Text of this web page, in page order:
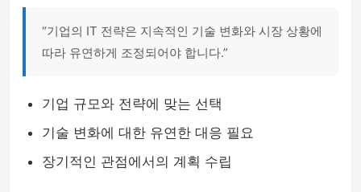
“기업의 IT 전략은 지속적인 기술 변화와 시장 상황에
따라 유연하게 조정되어야 합니다.”
기업 규모와 전략에 맞는 선택
기술 변화에 대한 유연한 대응 필요
장기적인 관점에서의 계획 수립